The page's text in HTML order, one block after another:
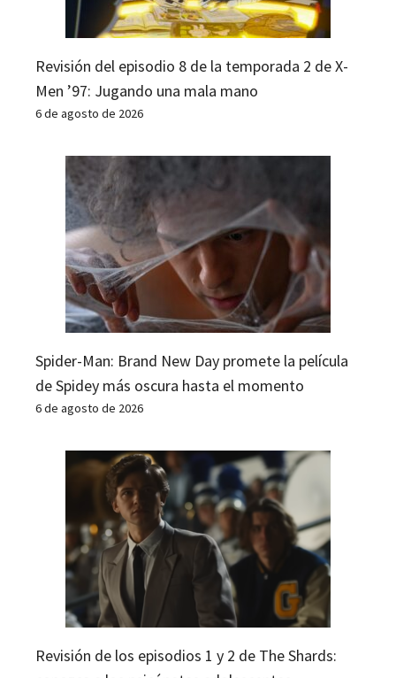
Revisión del episodio 8 de la temporada 2 de X-
Men ’97: Jugando una mala mano
6 de agosto de 2026
Spider-Man: Brand New Day promete la película
de Spidey más oscura hasta el momento
6 de agosto de 2026
Revisión de los episodios 1 y 2 de The Shards: